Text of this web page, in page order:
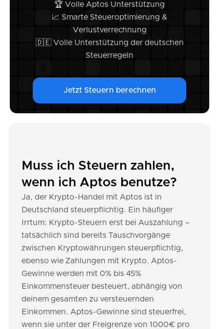
🏆 Volle Aptos Unterstützung
📈 Smarte Steueroptimierung &
Verlustverrechnung
🇩🇪 Volle Unterstützung der deutschen
Steuerregeln
Jetzt Steuern berechnen
Muss ich Steuern zahlen,
wenn ich Aptos benutze?
Ja, der Krypto-Handel mit Aptos ist in
Deutschland steuerpflichtig. Ein häufiger
Irrtum: Krypto-Steuern erst bei Auszahlung –
tatsächlich sind bereits Tauschvorgänge
zwischen Kryptowährungen steuerpflichtig,
ebenso wie Zahlungen mit Krypto. Aptos-
Gewinne werden mit 0% bis 45%
Einkommensteuer besteuert, abhängig von
deinem gesamten zu versteuernden
Einkommen. Aptos-Gewinne sind steuerfrei,
wenn sie unter der Freigrenze von 1000€ pro